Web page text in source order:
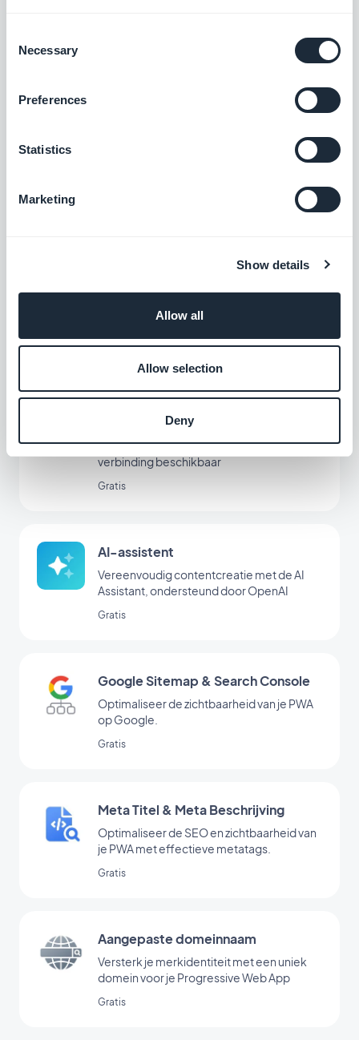
Selection
Necessary
Preferences
Statistics
Marketing
Show details
Allow all
Allow selection
Deny
Door gebruikers gegenereerde content
Walkthrough voor app
Maak een geïntegreerde tutorial en leid uw
uw app
De content van uw app is ook zonder
verbinding beschikbaar
Gratis
AI-assistent
Vereenvoudig contentcreatie met de AI
Assistant, ondersteund door OpenAI
Gratis
Google Sitemap & Search Console
Optimaliseer de zichtbaarheid van je PWA
op Google.
Gratis
Meta Titel & Meta Beschrijving
Optimaliseer de SEO en zichtbaarheid van
je PWA met effectieve metatags.
Gratis
Aangepaste domeinnaam
Versterk je merkidentiteit met een uniek
domein voor je Progressive Web App
Gratis